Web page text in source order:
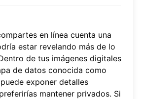
en línea cuenta una
estar revelando más de lo
de tus imágenes digitales
de datos conocida como
exponer detalles
mantener privados. Si